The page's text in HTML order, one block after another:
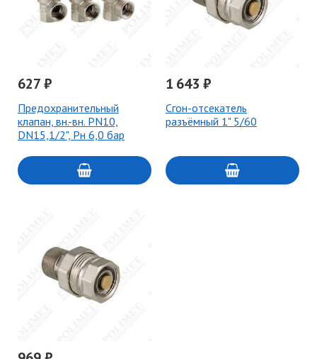
627 ₽
Предохранительный
клапан, вн.-вн. PN10,
DN15,1/2", Pн 6,0 бар
1 643 ₽
Сгон-отсекатель
разъёмный 1" 5/60